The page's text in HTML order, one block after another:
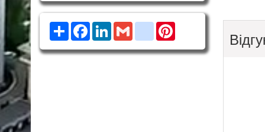
РесурсFacebook
LinkedInGmailgoogle_bookmarks
Pinterest